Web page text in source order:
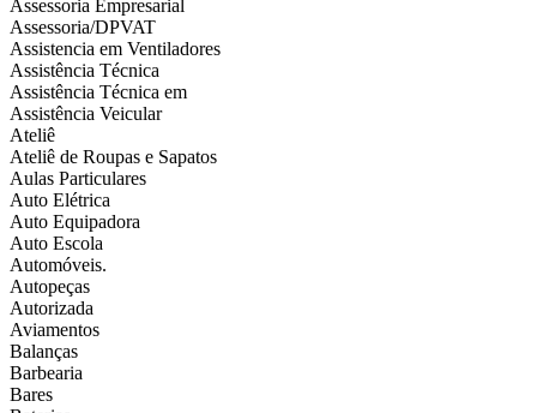
Assessoria Empresarial
Assessoria/DPVAT
Assistencia em Ventiladores
Assistência Técnica
Assistência Técnica em
Assistência Veicular
Ateliê
Ateliê de Roupas e Sapatos
Aulas Particulares
Auto Elétrica
Auto Equipadora
Auto Escola
Automóveis.
Autopeças
Autorizada
Aviamentos
Balanças
Barbearia
Bares